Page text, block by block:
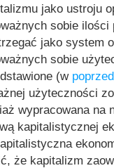
jako ustroju
sobie ilości
jako system
sobie
(w
użyteczności
wypracowana na
kapitalistycznej
że kapitalizm